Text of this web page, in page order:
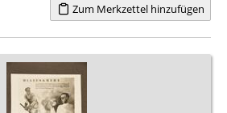
Zum Merkzettel hinzufügen